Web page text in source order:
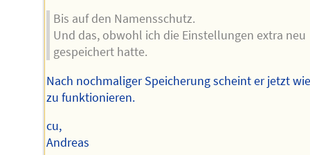
Bis auf den Namensschutz.
Und das, obwohl ich die Einstellungen extra neu
gespeichert hatte.
Nach nochmaliger Speicherung scheint er jetzt
zu funktionieren.
cu,
Andreas